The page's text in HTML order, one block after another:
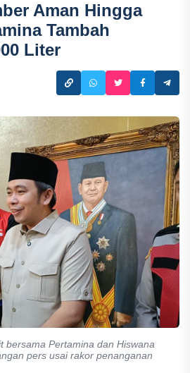
Aman Hingga
Tambah
Liter
bersama Pertamina dan Hiswana
pers usai rakor penanganan